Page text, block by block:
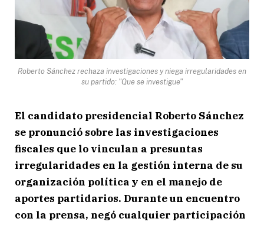
Roberto Sánchez rechaza investigaciones y niega irregularidades en
su partido: "Que se investigue"
El candidato presidencial Roberto Sánchez
se pronunció sobre las investigaciones
fiscales que lo vinculan a presuntas
irregularidades en la gestión interna de su
organización política y en el manejo de
aportes partidarios. Durante un encuentro
con la prensa, negó cualquier participación